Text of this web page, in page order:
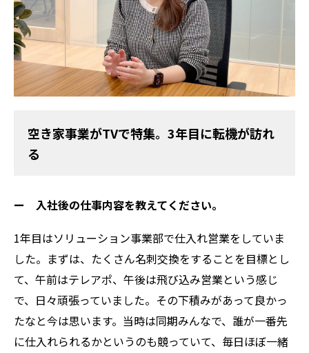
空き家事業がTVで特集。3年目に転機が訪れ
る
ー 入社後の仕事内容を教えてください。
1年目はソリューション事業部で仕入れ営業をしていま
した。まずは、たくさん名刺交換をすることを目標とし
て、午前はテレアポ、午後は飛び込み営業という感じ
で、日々頑張っていました。その下積みがあって良かっ
たなと今は思います。当時は同期みんなで、誰が一番先
に仕入れられるかというのも競っていて、毎日ほぼ一緒